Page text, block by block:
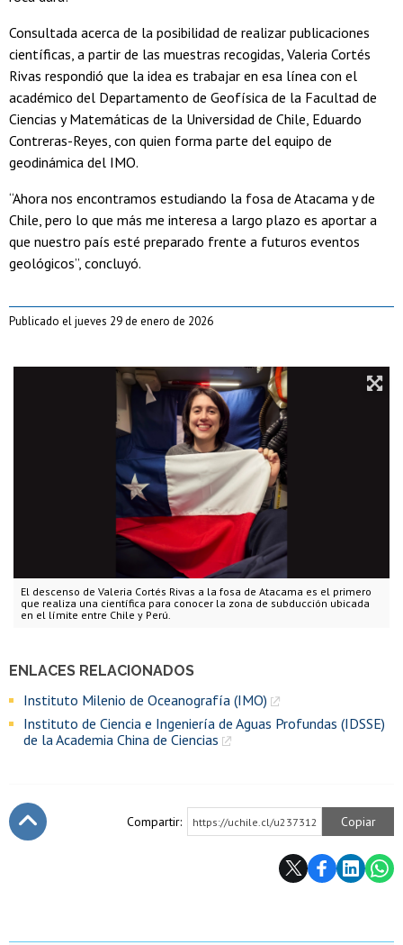
El descenso de Valeria Cortés Rivas a la fosa de Atacama es el primero
que realiza una científica para conocer la zona de subducción ubicada
en el límite entre Chile y Perú.
ENLACES RELACIONADOS
Instituto Milenio de Oceanografía (IMO)
Instituto de Ciencia e Ingeniería de Aguas Profundas (IDSSE)
de la Academia China de Ciencias
Consultada acerca de la posibilidad de realizar publicaciones
científicas, a partir de las muestras recogidas, Valeria Cortés
Rivas respondió que la idea es trabajar en esa línea con el
académico del Departamento de Geofísica de la Facultad de
Ciencias y Matemáticas de la Universidad de Chile, Eduardo
Contreras-Reyes, con quien forma parte del equipo de
geodinámica del IMO.
“Ahora nos encontramos estudiando la fosa de Atacama y de
Chile, pero lo que más me interesa a largo plazo es aportar a
que nuestro país esté preparado frente a futuros eventos
geológicos”, concluyó.
Publicado el jueves 29 de enero de 2026
Compartir: https://uchile.cl/u237312 Copiar